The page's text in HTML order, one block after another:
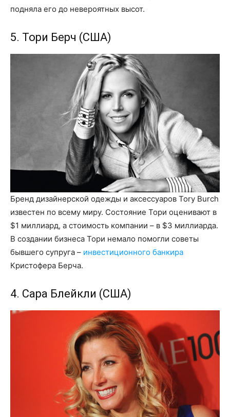
подняла его до невероятных высот.
5. Тори Берч (США)
Бренд дизайнерской одежды и аксессуаров Tory Burch
известен по всему миру. Состояние Тори оценивают в
$1 миллиард, а стоимость компании – в $3 миллиарда.
В создании бизнеса Тори немало помогли советы
бывшего супруга – инвестиционного банкира
Кристофера Берча.
4. Сара Блейкли (США)